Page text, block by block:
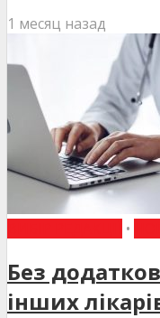
1 месяц назад
•
Без
інших